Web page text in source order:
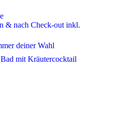
& nach Check-out inkl.
deiner Wahl
mit Kräutercocktail